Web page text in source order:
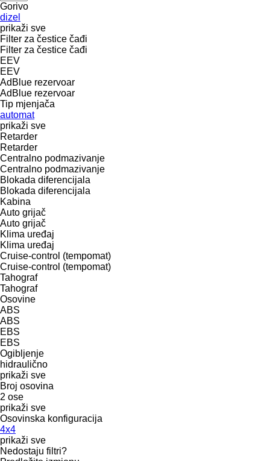
Gorivo
dizel
prikaži sve
Filter za čestice čađi
Filter za čestice čađi
EEV
EEV
AdBlue rezervoar
AdBlue rezervoar
Tip mјenjača
automat
prikaži sve
Retarder
Retarder
Centralno podmazivanje
Centralno podmazivanje
Blokada diferencijala
Blokada diferencijala
Kabina
Auto grijač
Auto grijač
Klima uređaj
Klima uređaj
Cruise-control (tempomat)
Cruise-control (tempomat)
Tahograf
Tahograf
Osovine
ABS
ABS
EBS
EBS
Ogibljenje
hidraulično
prikaži sve
Broj osovina
2 ose
prikaži sve
Osovinska konfiguracija
4x4
prikaži sve
Nedostaju filtri?